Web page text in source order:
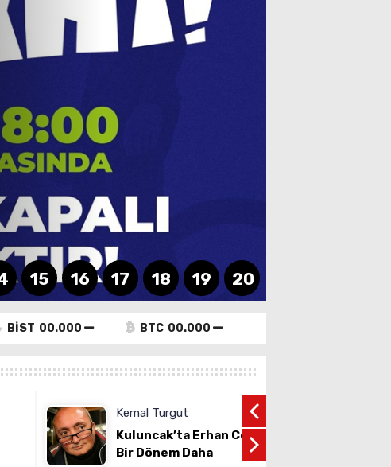
15 16 17 18 19 20
BİST 00.000 BTC 00.000
Kemal Turgut
Kuluncak’ta Erhan Cengiz’le
Bir Dönem Daha